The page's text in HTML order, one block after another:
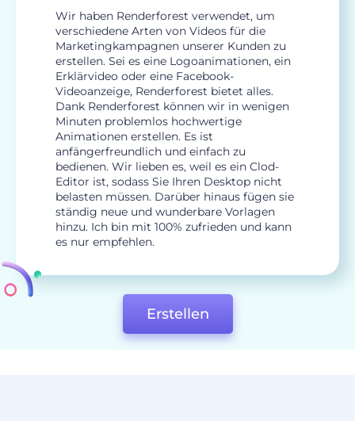
Wir haben Renderforest verwendet, um
verschiedene Arten von Videos für die
Marketingkampagnen unserer Kunden zu
erstellen. Sei es eine Logoanimationen, ein
Erklärvideo oder eine Facebook-
Videoanzeige, Renderforest bietet alles.
Dank Renderforest können wir in wenigen
Minuten problemlos hochwertige
Animationen erstellen. Es ist
anfängerfreundlich und einfach zu
bedienen. Wir lieben es, weil es ein Clod-
Editor ist, sodass Sie Ihren Desktop nicht
belasten müssen. Darüber hinaus fügen sie
ständig neue und wunderbare Vorlagen
hinzu. Ich bin mit 100% zufrieden und kann
es nur empfehlen.
Erstellen